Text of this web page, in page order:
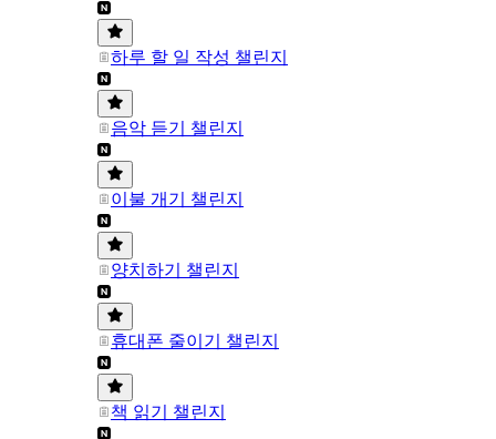
하루 할 일 작성 챌린지
음악 듣기 챌린지
이불 개기 챌린지
양치하기 챌린지
휴대폰 줄이기 챌린지
책 읽기 챌린지